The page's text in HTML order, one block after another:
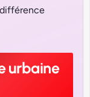
urbaine